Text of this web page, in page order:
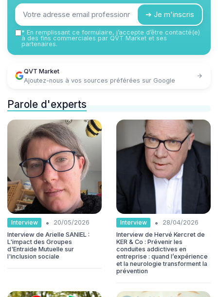
➔ Je m'inscris
* En remplissant ce formulaire, j’accepte d’être contacté(e)
à des fins commerciales par QVT Market et ses
partenaires.
QVT Market
Ajoutez-nous à vos sources préférées sur Google
Parole d'experts
Interview •
20/05/2026
Interview de Arielle SANIEL :
L'impact des Groupes
d'Entraide Mutuelle sur
l'inclusion sociale
Interview •
28/04/2026
Interview de Hervé Kercret de
KER & Co : Prévenir les
conduites addictives en
entreprise : quand l’expérience
et la neurologie transforment la
prévention